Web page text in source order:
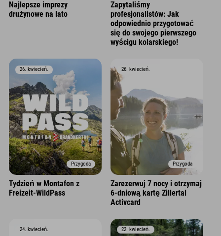
Najlepsze imprezy
drużynowe na lato
Zapytaliśmy
profesjonalistów: Jak
odpowiednio przygotować
się do swojego pierwszego
wyścigu kolarskiego!
Przygoda
26. kwiecień.
Tydzień w Montafon z
Freizeit-WildPass
Przygoda
26. kwiecień.
Zarezerwuj 7 nocy i otrzymaj
6-dniową kartę Zillertal
Activcard
24. kwiecień. 22. kwiecień.